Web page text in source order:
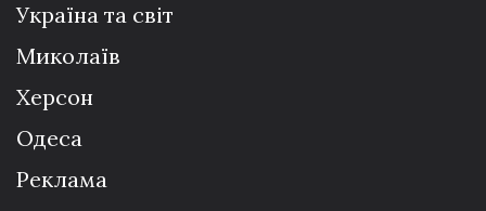
Україна та світ
Миколаїв
Херсон
Одеса
Реклама